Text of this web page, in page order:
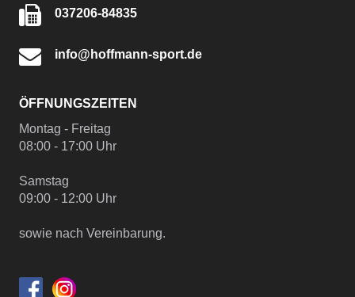
037206-84835
info@hoffmann-sport.de
ÖFFNUNGSZEITEN
Montag - Freitag
08:00 - 17:00 Uhr
Samstag
09:00 - 12:00 Uhr
sowie nach Vereinbarung.